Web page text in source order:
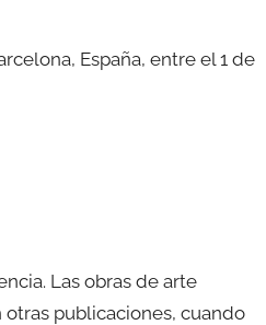
España, entre el 1 de
Las obras de arte
publicaciones, cuando